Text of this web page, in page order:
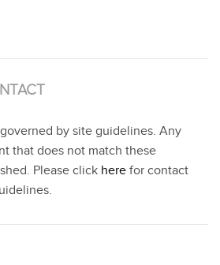
by site guidelines. Any
that does not match these
Please click here for contact